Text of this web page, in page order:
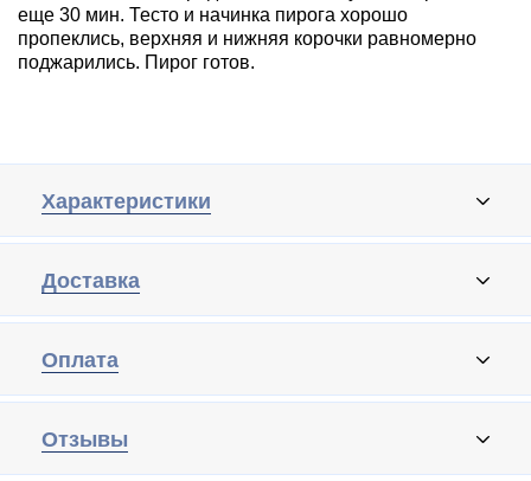
еще 30 мин. Тесто и начинка пирога хорошо
пропеклись, верхняя и нижняя корочки равномерно
поджарились. Пирог готов.
Характеристики
Доставка
Оплата
Отзывы